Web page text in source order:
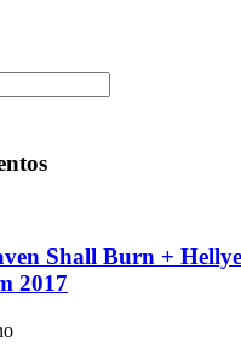
Shall Burn +
2017